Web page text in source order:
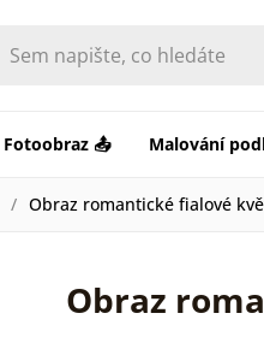
Fotoobraz 📤 Malování
Obraz romantické fialové
Obraz